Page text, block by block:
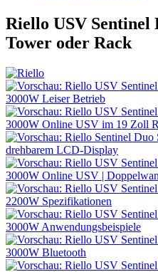
Riello USV Sentinel
Tower oder Rack